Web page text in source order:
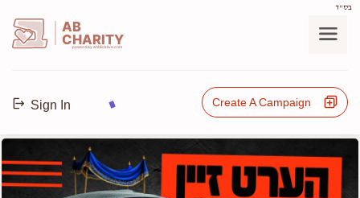
בס"ד
AB
CHARITY
powerd by ahblicklive.com
Sign In Create A Campaign